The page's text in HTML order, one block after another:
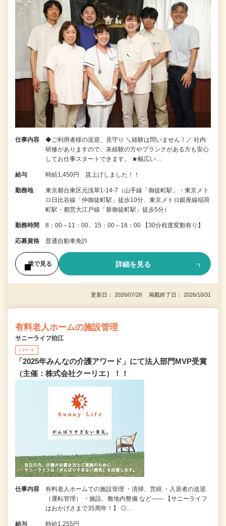
仕事内容
◆ご利用者様の送迎、見守り ＼経験は問いません！／ 社内
研修がありますので、未経験の方やブランクがある方も安心
してお仕事スタートできます。 ★幅広い…
給与 時給1,450円 賃上げしました！！
勤務地
東京都台東区元浅草1-14-7（山手線「御徒町駅」・東京メト
ロ日比谷線「仲御徒町駅」徒歩10分、東京メトロ銀座線稲荷
町駅・都営大江戸線「新御徒町駅」徒歩5分）
勤務時間 8：00～11：00、15：00～18：00 【30分程度変動有り】
応募資格 普通自動車免許
後で見る 詳細を見る
更新日： 2026/07/28 掲載終了日： 2026/10/31
有料老人ホームの施設管理
サニーライフ狛江
パート
「2025年みんなの介護アワード」にて法人部門MVP受賞
（主催：株式会社クーリエ）！！
仕事内容
有料老人ホームでの施設管理 ・清掃、営繕 ・入居者の送迎
（運転管理） ・施設、敷地内整備 など―― 【サニーライフ
はおかげさまで35周年！】 ◎…
給与 時給1,255円